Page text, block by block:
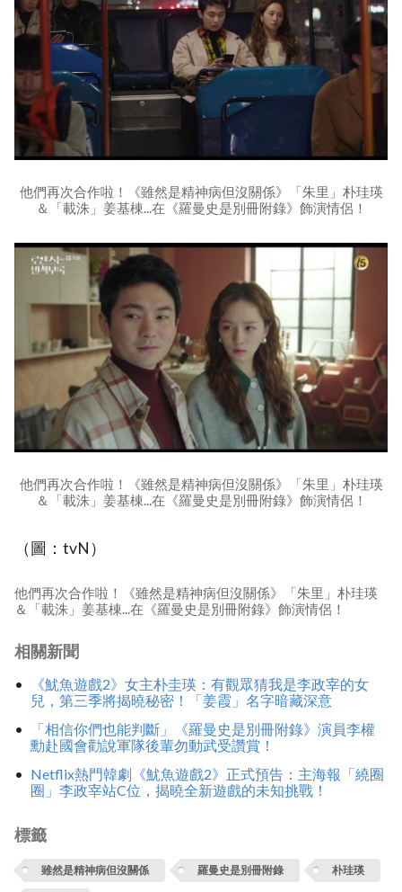
他們再次合作啦！《雖然是精神病但沒關係》「朱里」朴珪瑛
＆「載洙」姜基棟...在《羅曼史是別冊附錄》飾演情侶！
他們再次合作啦！《雖然是精神病但沒關係》「朱里」朴珪瑛
＆「載洙」姜基棟...在《羅曼史是別冊附錄》飾演情侶！
（圖：tvN）
他們再次合作啦！《雖然是精神病但沒關係》「朱里」朴珪瑛
＆「載洙」姜基棟...在《羅曼史是別冊附錄》飾演情侶！
相關新聞
《魷魚遊戲2》女主朴圭瑛：有觀眾猜我是李政宰的女
兒，第三季將揭曉秘密！「姜霞」名字暗藏深意
「相信你們也能判斷」《羅曼史是別冊附錄》演員李權
勳赴國會勸說軍隊後輩勿動武受讚賞！
Netflix熱門韓劇《魷魚遊戲2》正式預告：主海報「繞圈
圈」李政宰站C位，揭曉全新遊戲的未知挑戰！
標籤
雖然是精神病但沒關係 羅曼史是別冊附錄 朴珪瑛